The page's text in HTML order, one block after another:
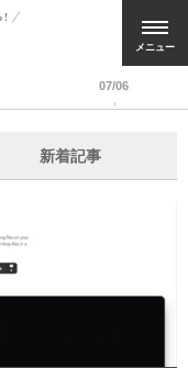
07/06
メニュー
新着記事